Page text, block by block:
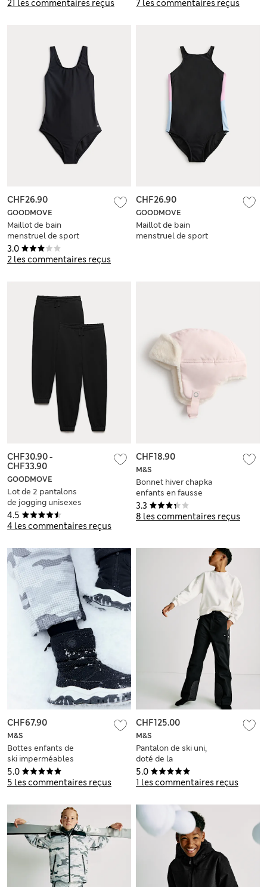
21 les commentaires reçus 7 les commentaires reçus
3.0
2 les commentaires reçus
GOODMOVE
Maillot de bain
menstruel de sport
(du 8 au 16 ans)
CHF26.90
GOODMOVE
Maillot de bain
menstruel de sport
CHF26.90
4.5
4 les commentaires reçus
GOODMOVE
Lot de 2 pantalons
de jogging unisexes
en coton (du 6 au 16
ans)
CHF30.90-
CHF33.90
3.3
8 les commentaires reçus
M&S
Bonnet hiver chapka
enfants en fausse
fourrure (du 3 au 13
ans)
CHF18.90
5.0
5 les commentaires reçus
M&S
Bottes enfants de
ski imperméables
(du 20,5 au 34,5)
CHF67.90
5.0
1 les commentaires reçus
M&S
Pantalon de ski uni,
doté de la
technologie
Stormwear™ Ultra
CHF125.00